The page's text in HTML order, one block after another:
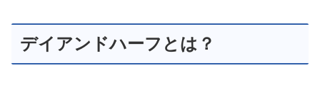
デイアンドハーフとは？